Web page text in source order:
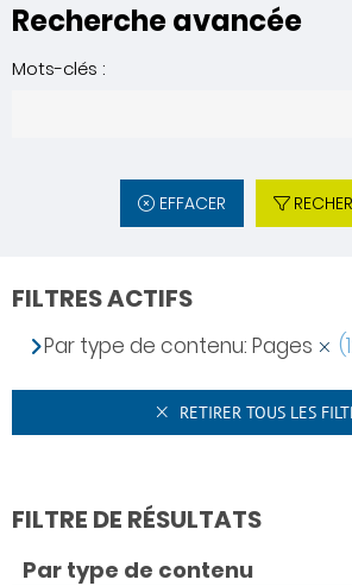
Recherche avancée
Mots-clés :
EFFACER
FILTRES ACTIFS
Par type de contenu: Pages
RETIRER TOUS LES
FILTRE DE RÉSULTATS
Par type de contenu